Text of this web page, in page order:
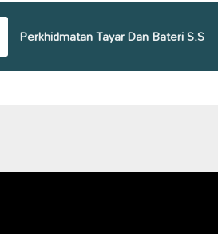
Perkhidmatan Tayar Dan Bateri S.S